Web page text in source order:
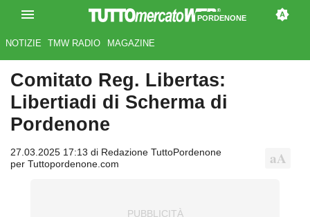
PORDENONE
NOTIZIE TMW RADIO MAGAZINE
Comitato Reg. Libertas:
Libertiadi di Scherma di
Pordenone
27.03.2025 17:13 di Redazione TuttoPordenone
per Tuttopordenone.com